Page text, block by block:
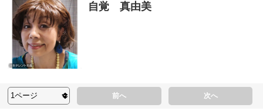
自覚 真由美
前へ 次へ